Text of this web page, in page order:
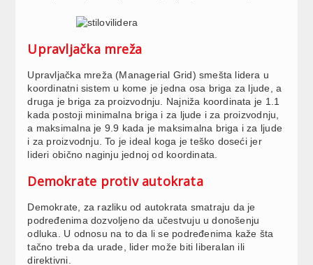
Upravljačka mreža
Upravljačka mreža (Managerial Grid) smešta lidera u
koordinatni sistem u kome je jedna osa briga za ljude, a
druga je briga za proizvodnju. Najniža koordinata je 1.1
kada postoji minimalna briga i za ljude i za proizvodnju,
a maksimalna je 9.9 kada je maksimalna briga i za ljude
i za proizvodnju. To je ideal koga je teško doseći jer
lideri obično naginju jednoj od koordinata.
Demokrate protiv autokrata
Demokrate, za razliku od autokrata smatraju da je
podređenima dozvoljeno da učestvuju u donošenju
odluka. U odnosu na to da li se podređenima kaže šta
tačno treba da urade, lider može biti liberalan ili
direktivni.